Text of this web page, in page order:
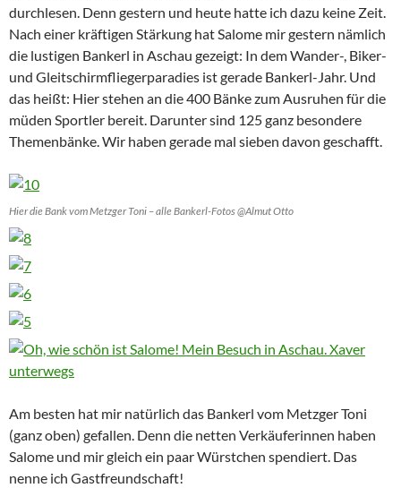
durchlesen. Denn gestern und heute hatte ich dazu keine Zeit.
Nach einer kräftigen Stärkung hat Salome mir gestern nämlich
die lustigen Bankerl in Aschau gezeigt: In dem Wander-, Biker-
und Gleitschirmfliegerparadies ist gerade Bankerl-Jahr. Und
das heißt: Hier stehen an die 400 Bänke zum Ausruhen für die
müden Sportler bereit. Darunter sind 125 ganz besondere
Themenbänke. Wir haben gerade mal sieben davon geschafft.
Hier die Bank vom Metzger Toni – alle Bankerl-Fotos @Almut Otto
Am besten hat mir natürlich das Bankerl vom Metzger Toni
(ganz oben) gefallen. Denn die netten Verkäuferinnen haben
Salome und mir gleich ein paar Würstchen spendiert. Das
nenne ich Gastfreundschaft!